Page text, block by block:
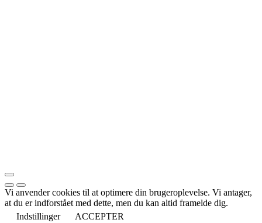
Vi anvender cookies til at optimere din brugeroplevelse. Vi antager,
at du er indforstået med dette, men du kan altid framelde dig.
Indstillinger
ACCEPTER